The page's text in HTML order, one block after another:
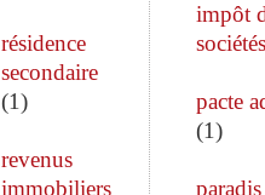
résidence
secondaire
(1)
revenus
immobiliers
impôt
sociétés
pacte
(1)